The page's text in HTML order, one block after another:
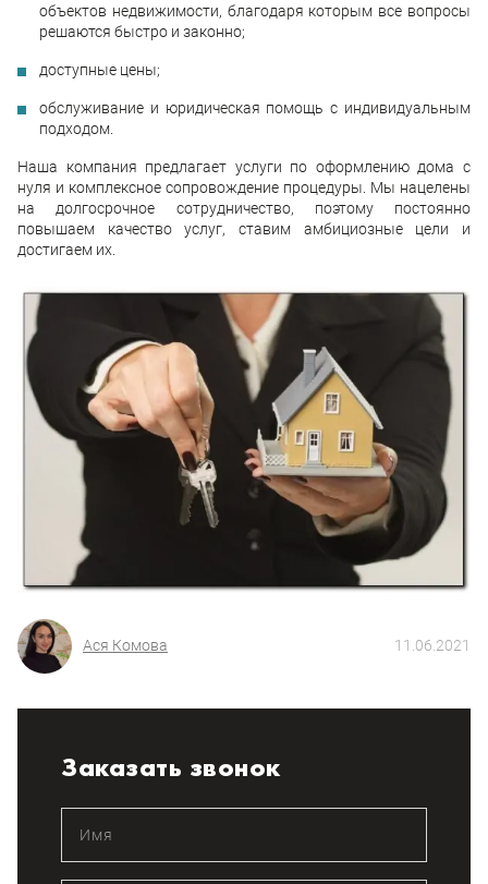
объектов недвижимости, благодаря которым все вопросы
решаются быстро и законно;
доступные цены;
обслуживание и юридическая помощь с индивидуальным
подходом.
Наша компания предлагает услуги по оформлению дома с
нуля и комплексное сопровождение процедуры. Мы нацелены
на долгосрочное сотрудничество, поэтому постоянно
повышаем качество услуг, ставим амбициозные цели и
достигаем их.
Ася Комова 11.06.2021
Заказать звонок